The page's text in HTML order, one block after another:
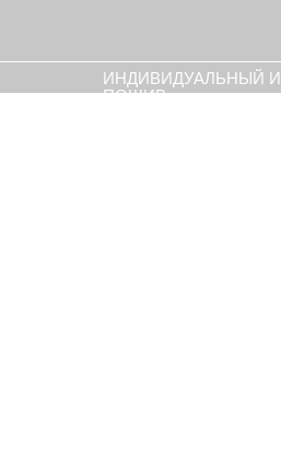
ИНДИВИДУАЛЬНЫЙ И ОПТОВЫЙ
ПОШИВ